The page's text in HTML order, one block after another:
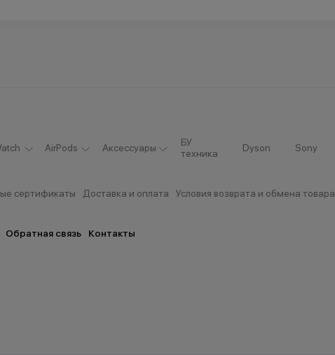
AirPods Аксессуары
БУ
техника
Dyson Sony
сертификаты Доставка и оплата Условия возврата и обмена товара
Обратная связь Контакты